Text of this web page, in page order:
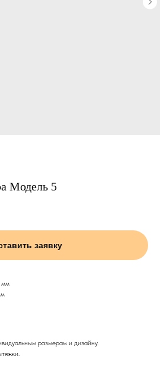
Модель 5
заявку
мм
размерам и дизайну.